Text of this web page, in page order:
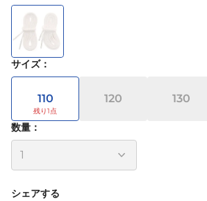
サイズ：
110 120 130
数量：
シェアする